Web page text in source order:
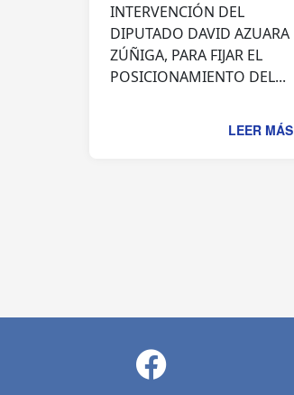
INTERVENCIÓN DEL
DIPUTADO DAVID AZUARA
ZÚÑIGA, PARA FIJAR EL
POSICIONAMIENTO DEL...
LEER MÁS